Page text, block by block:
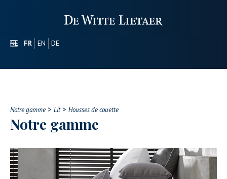
NL FR EN
DE
NOTRE GAMME
CONTACT
Notre gamme > Lit> Housses de couette
Notre gamme